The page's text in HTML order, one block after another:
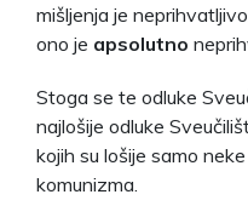
mišljenja je
ono je apsolutno
Stoga se te odluke
najlošije odluke
kojih su lošije samo
komunizma.